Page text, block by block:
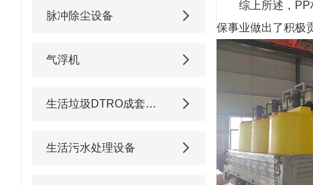
脉冲除尘设备
气浮机
生活垃圾DTRO成套渗滤液处理设备
生活污水处理设备
综上所述，
保事业做出了积极